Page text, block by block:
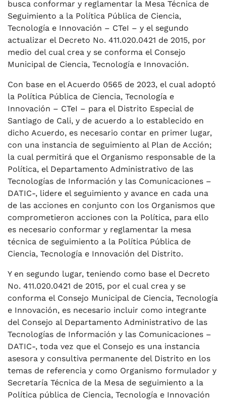
busca conformar y reglamentar la Mesa Técnica de
Seguimiento a la Política Pública de Ciencia,
Tecnología e Innovación – CTeI – y el segundo
actualizar el Decreto No. 411.020.0421 de 2015, por
medio del cual crea y se conforma el Consejo
Municipal de Ciencia, Tecnología e Innovación.
Con base en el Acuerdo 0565 de 2023, el cual adoptó
la Política Pública de Ciencia, Tecnología e
Innovación – CTeI – para el Distrito Especial de
Santiago de Cali, y de acuerdo a lo establecido en
dicho Acuerdo, es necesario contar en primer lugar,
con una instancia de seguimiento al Plan de Acción;
la cual permitirá que el Organismo responsable de la
Política, el Departamento Administrativo de las
Tecnologías de Información y las Comunicaciones –
DATIC-, lidere el seguimiento y avance en cada una
de las acciones en conjunto con los Organismos que
comprometieron acciones con la Política, para ello
es necesario conformar y reglamentar la mesa
técnica de seguimiento a la Política Pública de
Ciencia, Tecnología e Innovación del Distrito.
Y en segundo lugar, teniendo como base el Decreto
No. 411.020.0421 de 2015, por el cual crea y se
conforma el Consejo Municipal de Ciencia, Tecnología
e Innovación, es necesario incluir como integrante
del Consejo al Departamento Administrativo de las
Tecnologías de Información y las Comunicaciones –
DATIC-, toda vez que el Consejo es una instancia
asesora y consultiva permanente del Distrito en los
temas de referencia y como Organismo formulador y
Secretaría Técnica de la Mesa de seguimiento a la
Política pública de Ciencia, Tecnología e Innovación